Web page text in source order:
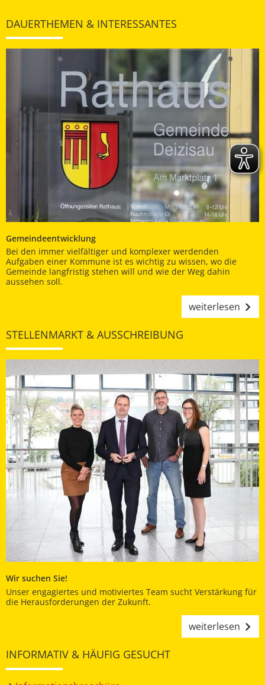
DAUERTHEMEN & INTERESSANTES
Gemeindeentwicklung
Bei den immer vielfältiger und komplexer werdenden
Aufgaben einer Kommune ist es wichtig zu wissen, wo die
Gemeinde langfristig stehen will und wie der Weg dahin
aussehen soll.
weiterlesen
STELLENMARKT & AUSSCHREIBUNG
Wir suchen Sie!
Unser engagiertes und motiviertes Team sucht Verstärkung für
die Herausforderungen der Zukunft.
weiterlesen
INFORMATIV & HÄUFIG GESUCHT